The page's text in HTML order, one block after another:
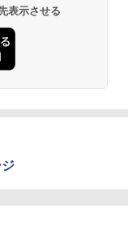
:プレイステーシ
裏ドラ カンドラ
ース -Switch2
入
ヤレス コントロー
限城編 第一章 猗
付きコレクション)
ジナル巾着＋メー
表示させる